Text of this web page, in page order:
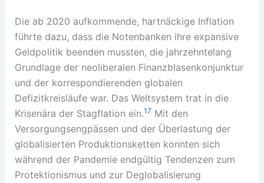
Die ab 2020 aufkommende, hartnäckige Inflation
führte dazu, dass die Notenbanken ihre expansive
Geldpolitik beenden mussten, die jahrzehntelang
Grundlage der neoliberalen Finanzblasenkonjunktur
und der korrespondierenden globalen
Defizitkreisläufe war. Das Weltsystem trat in die
Krisenära der Stagflation ein.17 Mit den
Versorgungsengpässen und der Überlastung der
globalisierten Produktionsketten konnten sich
während der Pandemie endgültig Tendenzen zum
Protektionismus und zur Deglobalisierung